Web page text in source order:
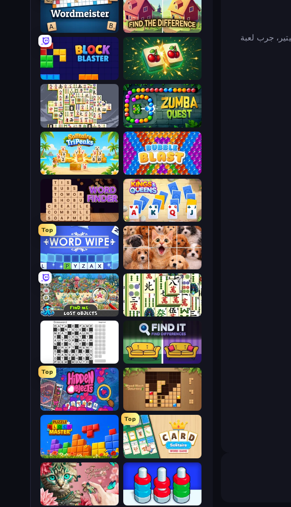
جرب لعبة
Find The Difference
Wordmeister
Mahjong Puzzle: Tile Match
Block Blaster
Zumba Quest
Mahjong Titans
Bubble Blast
Solitaire TriPeaks
Kings and Queens Solitaire TriPeaks
Word Finder
Jigpic Solitaire
Top
Word Wipe
Mahjong Shanghai
Find Me: Lost Objects
Find It - Find The Differences
Crossword
Wood Block Journey
Top
Hidden Objects
Top
Card Solitaire: Word Game
Puzzle Block Master
Nuts Puzzle: Sort By Color
Favorite Puzzles